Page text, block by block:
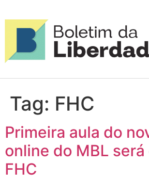
Tag: FHC
Primeira aula do
online do MBL será
FHC